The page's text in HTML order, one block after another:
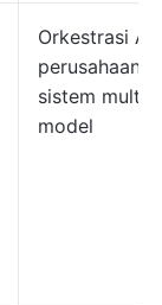
Orkestrasi AI
perusahaan,
sistem multi-
model